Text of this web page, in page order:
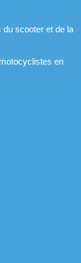
12 pouces
12 pouces
12 pouces
scooter et de la
en